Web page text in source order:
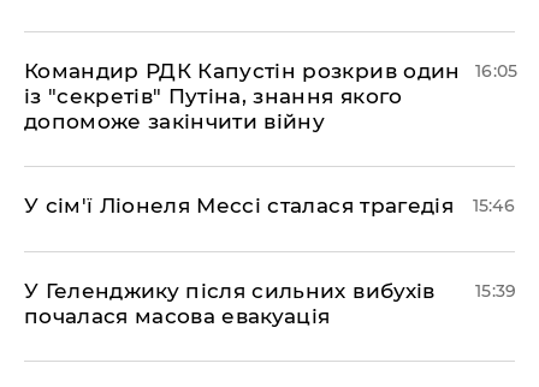
Командир РДК Капустін розкрив один
із "секретів" Путіна, знання якого
допоможе закінчити війну
16:05
У сім'ї Ліонеля Мессі сталася трагедія 15:46
У Геленджику після сильних вибухів
почалася масова евакуація
15:39